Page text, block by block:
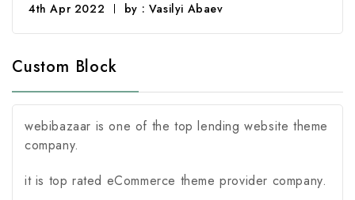
4th Apr 2022 by : Vasilyi Abaev
Custom Block
webibazaar is one of the top lending website theme
company.
it is top rated eCommerce theme provider company.